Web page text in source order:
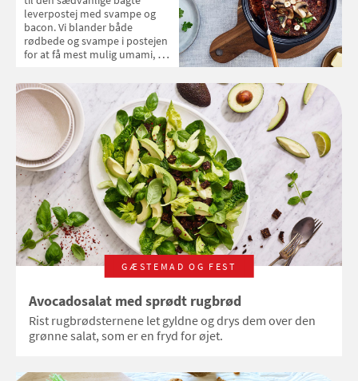
leverpostej med svampe og
bacon. Vi blander både
rødbede og svampe i postejen
for at få mest mulig umami, og
stegte portobellosvampe på
toppen. Spis postejen på
skiveskåret rugbrød.
GÆSTEMAD OG FEST
Avocadosalat med sprødt rugbrød
Rist rugbrødsternene let gyldne og drys dem over den
grønne salat, som er en fryd for øjet.